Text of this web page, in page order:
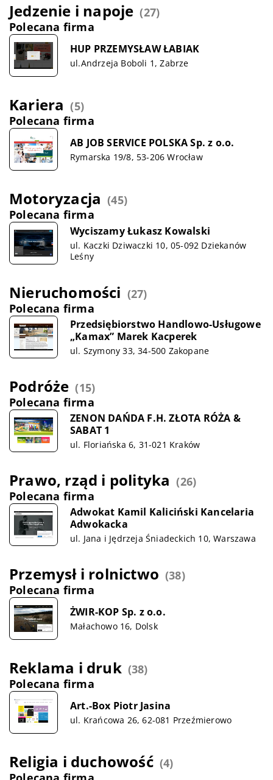
Jedzenie i napoje (27)
Polecana firma
HUP PRZEMYSŁAW ŁABIAK
ul.Andrzeja Boboli 1, Zabrze
Kariera (5)
Polecana firma
AB JOB SERVICE POLSKA Sp. z o.o.
Rymarska 19/8, 53-206 Wrocław
Motoryzacja (45)
Polecana firma
Wyciszamy Łukasz Kowalski
ul. Kaczki Dziwaczki 10, 05-092 Dziekanów
Leśny
Nieruchomości (27)
Polecana firma
Przedsiębiorstwo Handlowo-Usługowe
„Kamax” Marek Kacperek
ul. Szymony 33, 34-500 Zakopane
Podróże (15)
Polecana firma
ZENON DAŃDA F.H. ZŁOTA RÓŻA &
SABAT 1
ul. Floriańska 6, 31-021 Kraków
Prawo, rząd i polityka (26)
Polecana firma
Adwokat Kamil Kaliciński Kancelaria
Adwokacka
ul. Jana i Jędrzeja Śniadeckich 10, Warszawa
Przemysł i rolnictwo (38)
Polecana firma
ŻWIR-KOP Sp. z o.o.
Małachowo 16, Dolsk
Reklama i druk (38)
Polecana firma
Art.-Box Piotr Jasina
ul. Krańcowa 26, 62-081 Przeźmierowo
Religia i duchowość (4)